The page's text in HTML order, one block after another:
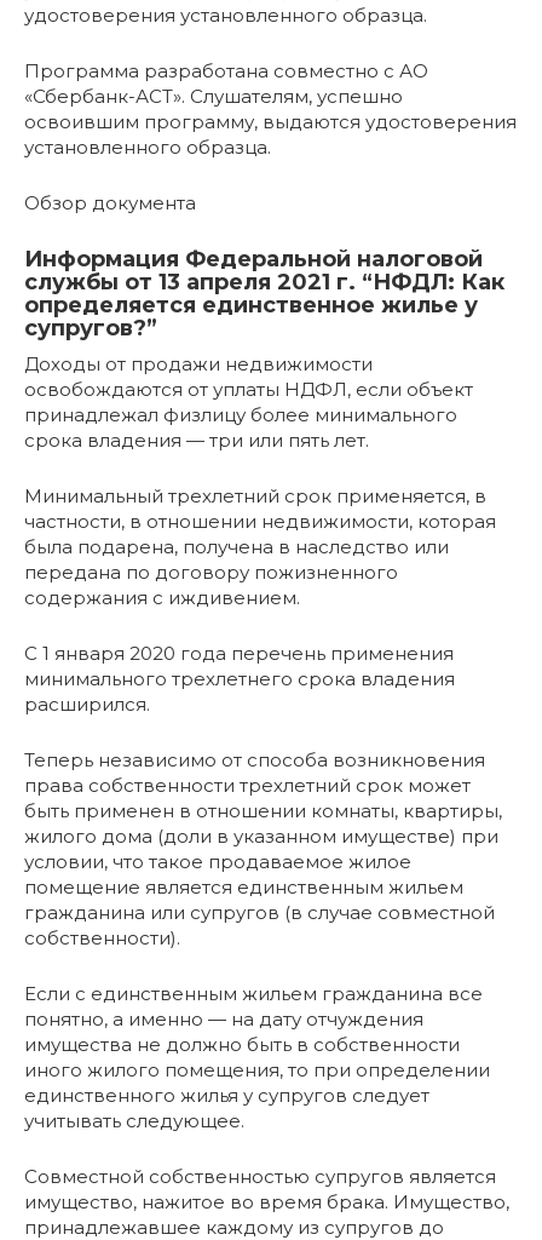
удостоверения установленного образца.
Программа разработана совместно с АО
«Сбербанк-АСТ». Слушателям, успешно
освоившим программу, выдаются удостоверения
установленного образца.
Обзор документа
Информация Федеральной налоговой
службы от 13 апреля 2021 г. “НФДЛ: Как
определяется единственное жилье у
супругов?”
Доходы от продажи недвижимости
освобождаются от уплаты НДФЛ, если объект
принадлежал физлицу более минимального
срока владения — три или пять лет.
Минимальный трехлетний срок применяется, в
частности, в отношении недвижимости, которая
была подарена, получена в наследство или
передана по договору пожизненного
содержания с иждивением.
С 1 января 2020 года перечень применения
минимального трехлетнего срока владения
расширился.
Теперь независимо от способа возникновения
права собственности трехлетний срок может
быть применен в отношении комнаты, квартиры,
жилого дома (доли в указанном имуществе) при
условии, что такое продаваемое жилое
помещение является единственным жильем
гражданина или супругов (в случае совместной
собственности).
Если с единственным жильем гражданина все
понятно, а именно — на дату отчуждения
имущества не должно быть в собственности
иного жилого помещения, то при определении
единственного жилья у супругов следует
учитывать следующее.
Совместной собственностью супругов является
имущество, нажитое во время брака. Имущество,
принадлежавшее каждому из супругов до